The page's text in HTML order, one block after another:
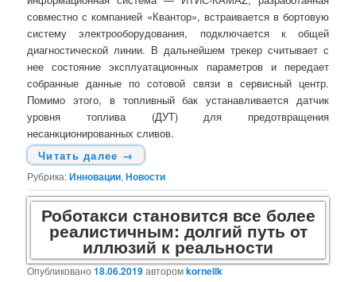
совместно с компанией «Квантор», встраивается в бортовую
систему электрооборудования, подключается к общей
диагностической линии. В дальнейшем трекер считывает с
нее состояние эксплуатационных параметров и передает
собранные данные по сотовой связи в сервисный центр.
Помимо этого, в топливный бак устанавливается датчик
уровня топлива (ДУТ) для предотвращения
несанкционированных сливов.
Читать далее →
Рубрика:Инновации,Новости
Роботакси становится все более
реалистичным: долгий путь от
иллюзий к реальности
Опубликовано18.06.2019авторомkornelik